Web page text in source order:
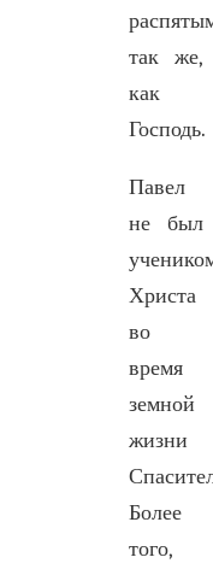
так же,
как
Господь.
Павел
не был
Христа
во
время
земной
жизни
Более
того,